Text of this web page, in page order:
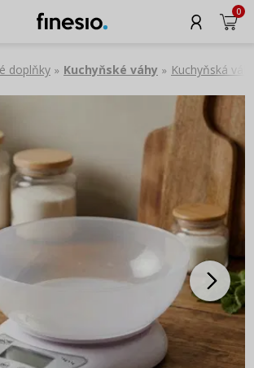
0
doplňky » Kuchyňské váhy » Kuchyňská